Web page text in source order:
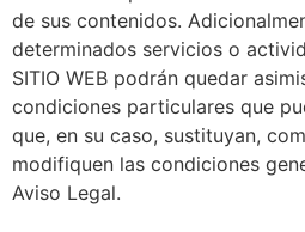
de sus contenidos.
determinados servicios o
SITIO WEB podrán quedar
condiciones particulares que
que, en su caso, sustituyan,
modifiquen las condiciones
Aviso Legal.